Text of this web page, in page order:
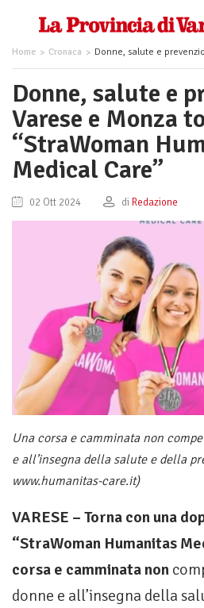
Home Cronaca Donne, salute e prevenzione, a Varese e Monza torna la “StraWoman
Donne, salute e
Varese e Monza
“StraWoman
Medical Care”
02 Ott 2024 di Redazione
Una corsa e camminata non
e all’insegna della salute e della
www.humanitas-care.it)
VARESE – Torna con una
“StraWoman Humanitas
corsa e camminata non
donne e all’insegna della